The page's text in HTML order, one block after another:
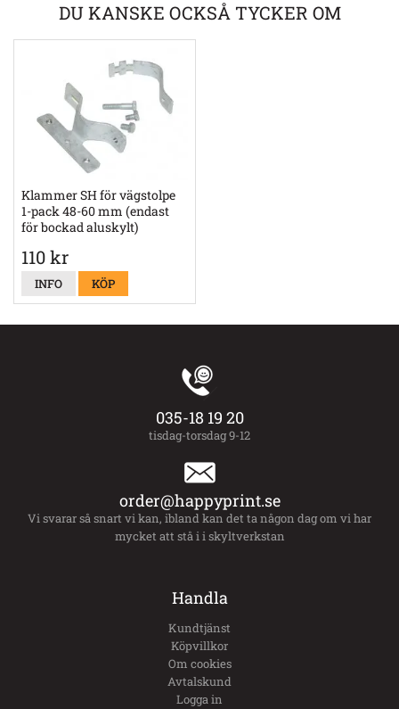
DU KANSKE OCKSÅ TYCKER OM
Klammer SH för vägstolpe
1-pack 48-60 mm (endast
för bockad aluskylt)
110 kr
INFO KÖP
035-18 19 20
tisdag-torsdag 9-12
order@happyprint.se
Vi svarar så snart vi kan, ibland kan det ta någon dag om vi har
mycket att stå i i skyltverkstan
Handla
Kundtjänst
Köpvillkor
Om cookies
Avtalskund
Logga in